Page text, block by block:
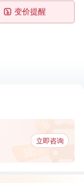
变价提醒
立即咨询